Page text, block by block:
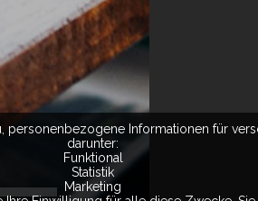
Informationen für
darunter:
Funktional
Statistik
Marketing